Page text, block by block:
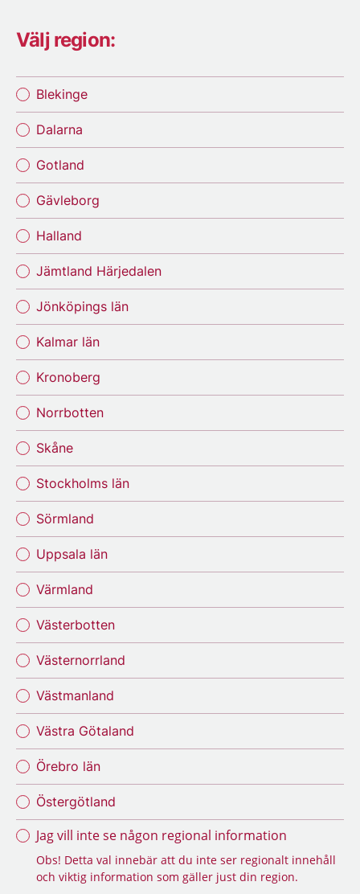
Välj region:
Blekinge
Dalarna
Gotland
Gävleborg
Halland
Jämtland Härjedalen
Jönköpings län
Kalmar län
Kronoberg
Norrbotten
Skåne
Stockholms län
Sörmland
Uppsala län
Värmland
Västerbotten
Västernorrland
Västmanland
Västra Götaland
Örebro län
Östergötland
Jag vill inte se någon regional information
Obs! Detta val innebär att du inte ser regionalt innehåll
och viktig information som gäller just din region.